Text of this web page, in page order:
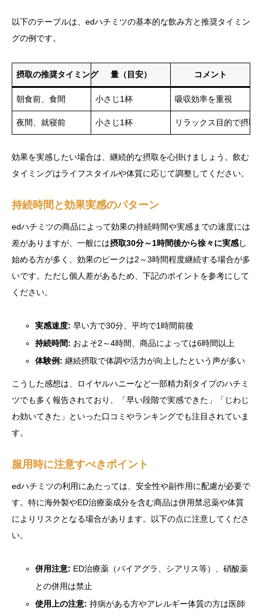
以下のテーブルは、edハチミツの基本的な飲み方と推奨タイミン
グの例です。
摂取の推奨タイミング 量（目安） コメント
朝食前、食間 小さじ1杯 吸収効率を重視
夜間、就寝前 小さじ1杯 リラックス目的で摂取
効果を実感したい場合は、継続的な摂取を心掛けましょう。飲む
タイミングはライフスタイルや体質に応じて調整してください。
持続時間と効果実感のパターン
edハチミツの商品によって効果の持続時間や実感までの速度には
差がありますが、一般には摂取30分～1時間後から徐々に実感し
始める方が多く、効果のピークは2～3時間程度継続する場合が多
いです。ただし個人差があるため、下記のポイントを参考にして
ください。
実感速度: 早い方で30分、平均で1時間前後
持続時間: およそ2～4時間、商品によっては6時間以上
体験例: 継続摂取で体調や活力が向上したという声が多い
こうした感想は、ロイヤルハニーなど一部精力剤タイプのハチミ
ツでも多く報告されており、「早い段階で実感できた」「じわじ
わ効いてきた」といった口コミやランキングでも注目されていま
す。
服用時に注意すべきポイント
edハチミツの利用にあたっては、安全性や副作用に配慮が必要で
す。特に海外製やED治療薬成分を含む商品は併用禁忌薬や体質
によりリスクとなる場合があります。以下の点に注意してくださ
い。
併用注意: ED治療薬（バイアグラ、シアリス等）、硝酸薬
との併用は禁止
使用上の注意: 持病がある方やアレルギー体質の方は医師